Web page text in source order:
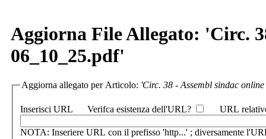
Aggiorna File Allegato: 'Circ.
06_10_25.pdf'
Aggiorna allegato per Articolo: 'Circ. 38 - Assembl sindac
Inserisci URL Verifca esistenza dell'URL? URL
NOTA: Inseriere URL con il prefisso 'http...' ; diversamente